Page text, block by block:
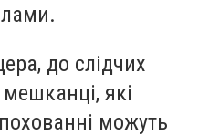
до слідчих
які
можуть